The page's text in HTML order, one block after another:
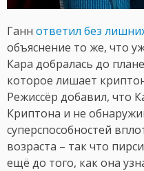
Ганн ответил без
объяснение то же, что
Кара добралась до
которое лишает
Режиссёр добавил, что
Криптона и не
суперспособностей
возраста – так что
ещё до того, как она